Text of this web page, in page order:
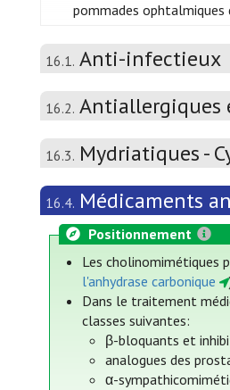
pommades ophtalmiques
16.1. Anti-infectieux
16.2. Antiallergiques
16.3. Mydriatiques -
16.4. Médicaments
Positionnement
Les cholinomimétiques
l'anhydrase carbonique
Dans le traitement
classes suivantes:
β-bloquants et
analogues des
α-